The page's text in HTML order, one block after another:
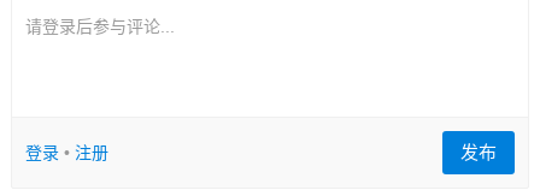
请登录后参与评论...
登录• 注册 发布